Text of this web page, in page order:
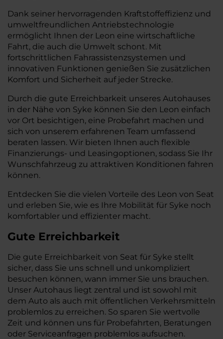
Dank seiner hervorragenden Kraftstoffeffizienz und
umweltfreundlichen Antriebstechnologie
ermöglicht Ihnen der Leon eine wirtschaftliche
Fahrt, die auch die Umwelt schont. Mit
fortschrittlichen Fahrassistenzsystemen und
innovativen Funktionen genießen Sie zusätzlichen
Komfort und Sicherheit auf jeder Strecke.
Durch die gute Erreichbarkeit unseres Autohauses
in der Nähe von Syke können Sie den Leon einfach
vor Ort besichtigen, eine Probefahrt machen und
sich von unserem erfahrenen Team umfassend
beraten lassen. Wir bieten Ihnen auch flexible
Finanzierungs- und Leasingoptionen, sodass Sie Ihr
Wunschfahrzeug zu attraktiven Konditionen fahren
können.
Entdecken Sie die vielen Vorteile des Leon von Seat
und erleben Sie, wie es Ihre Mobilität für Syke noch
komfortabler und effizienter macht.
Gute Erreichbarkeit
Die gute Erreichbarkeit von Seat für Syke stellt
sicher, dass Sie uns schnell und unkompliziert
besuchen können, wann immer Sie uns brauchen.
Unser Autohaus liegt zentral und ist sowohl mit
dem Auto als auch mit öffentlichen Verkehrsmitteln
problemlos zu erreichen. So sparen Sie wertvolle
Zeit und können uns für Probefahrten, Beratungen
oder Serviceanfragen problemlos aufsuchen.